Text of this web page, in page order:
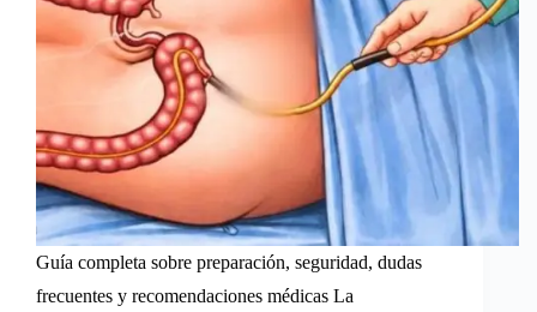
Guía completa sobre preparación, seguridad, dudas
frecuentes y recomendaciones médicas La